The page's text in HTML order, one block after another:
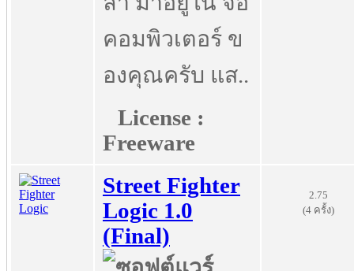
คอมพิวเตอร์ ข
องคุณครับ แส..
License :
Freeware
Street Fighter
Logic 1.0
(Final)
2.75
(4 ครั้ง)